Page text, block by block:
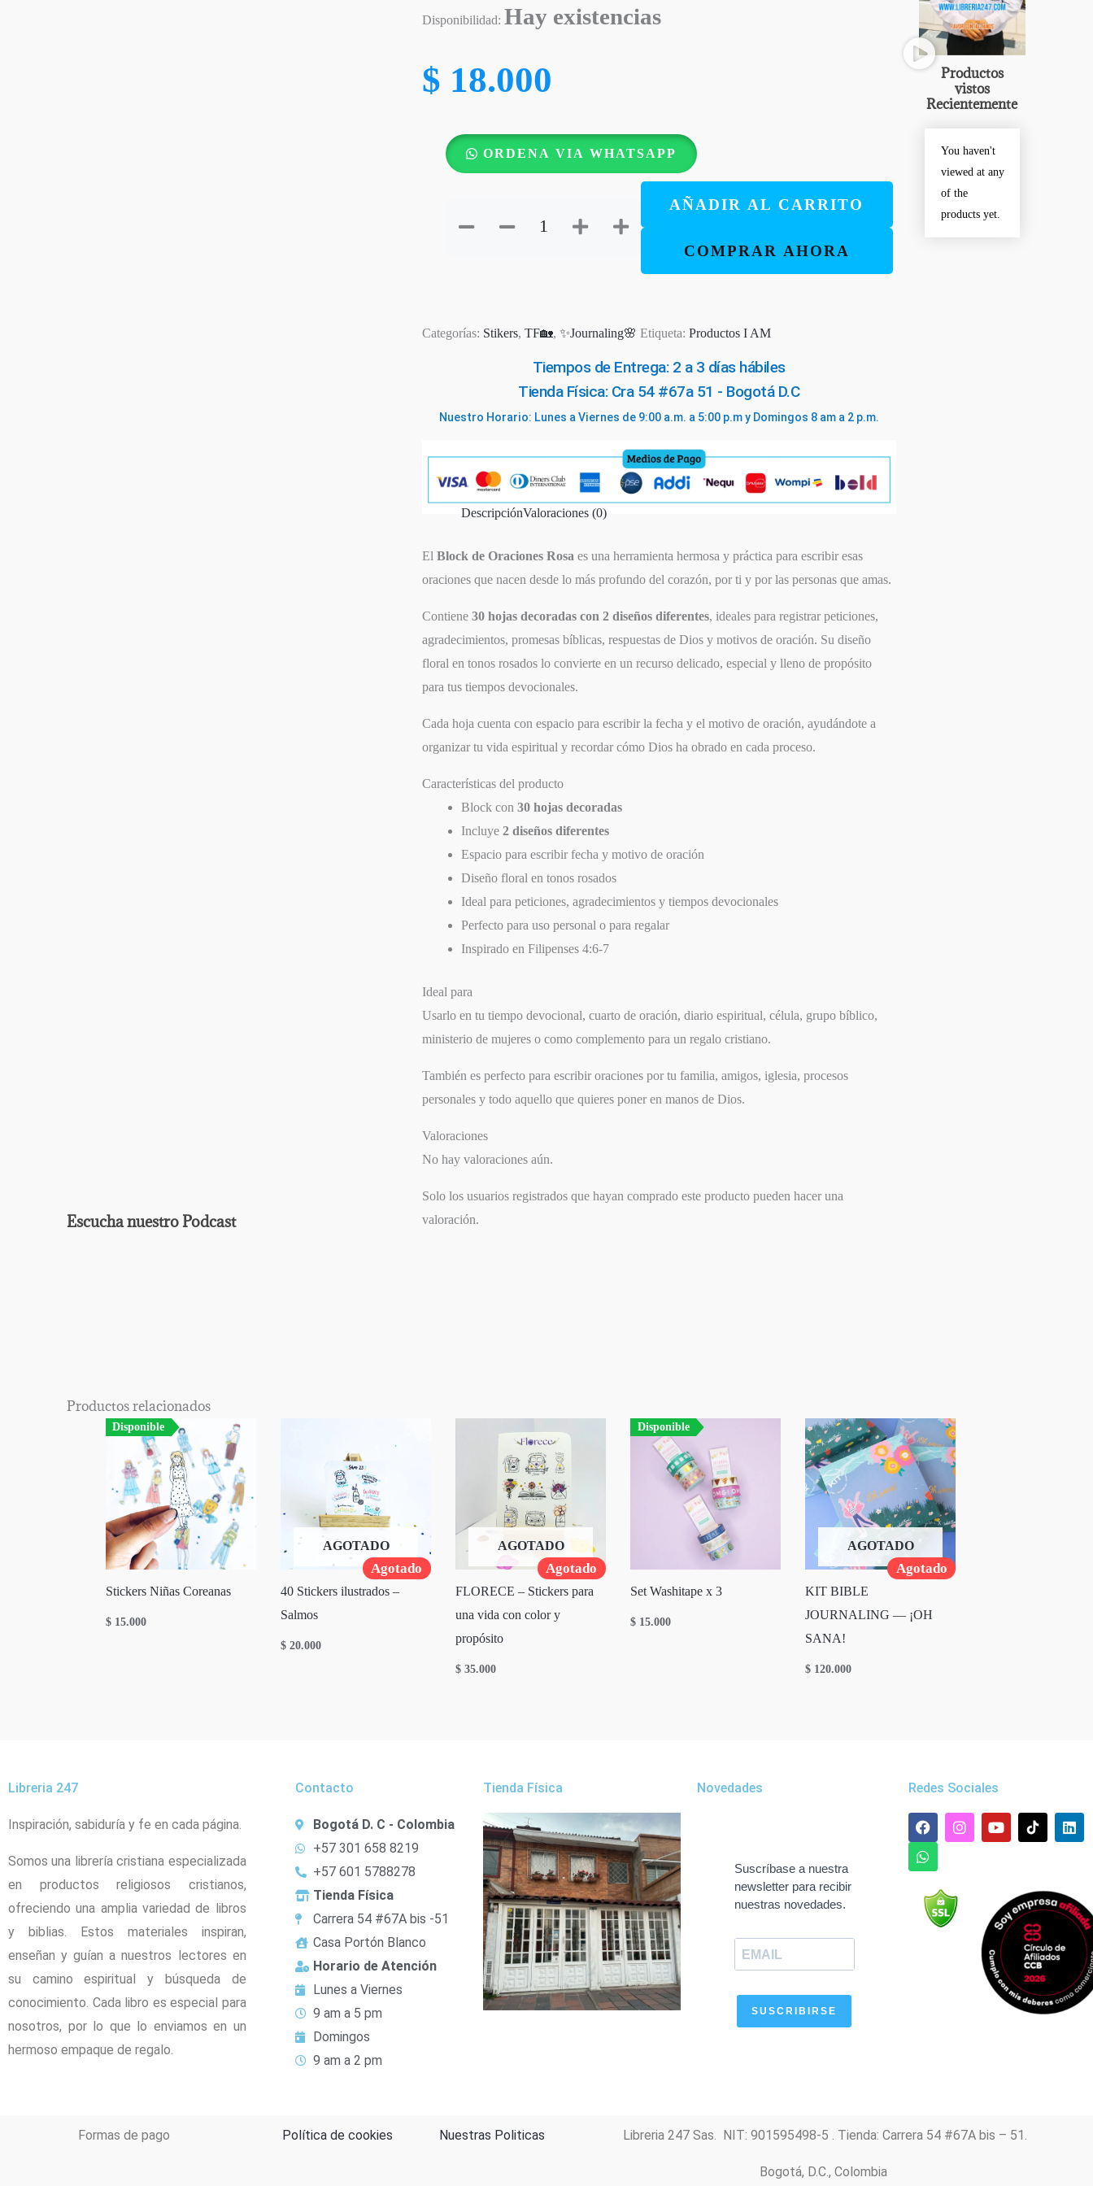
Escucha nuestro Podcast
Pódcast
Disponibilidad: Hay existencias
$ 18.000
ORDENA VIA WHATSAPP
Block
de
AM
cantidad
AÑADIR AL CARRITO
COMPRAR AHORA
Categorías: Stikers,TF🏡,✨Journaling🌸 Etiqueta:Productos I AM
Tiempos de Entrega: 2 a 3 días hábiles
Tienda Física: Cra 54 #67a 51 - Bogotá D.C
Nuestro Horario: Lunes a Viernes de 9:00 a.m. a 5:00 p.m y Domingos 8 am a 2 p.m.
DescripciónValoraciones (0)
ElBlock de Oraciones Rosa es una herramienta hermosa y práctica para escribir esas
oraciones que nacen desde lo más profundo del corazón, por ti y por las personas que amas.
Contiene30 hojas decoradas con 2 diseños diferentes, ideales para registrar peticiones,
agradecimientos, promesas bíblicas, respuestas de Dios y motivos de oración. Su diseño
floral en tonos rosados lo convierte en un recurso delicado, especial y lleno de propósito
para tus tiempos devocionales.
Cada hoja cuenta con espacio para escribir la fecha y el motivo de oración, ayudándote a
organizar tu vida espiritual y recordar cómo Dios ha obrado en cada proceso.
Características del producto
Block con30 hojas decoradas
Incluye2 diseños diferentes
Espacio para escribir fecha y motivo de oración
Diseño floral en tonos rosados
Ideal para peticiones, agradecimientos y tiempos devocionales
Perfecto para uso personal o para regalar
Inspirado en Filipenses 4:6-7
Ideal para
Usarlo en tu tiempo devocional, cuarto de oración, diario espiritual, célula, grupo bíblico,
ministerio de mujeres o como complemento para un regalo cristiano.
También es perfecto para escribir oraciones por tu familia, amigos, iglesia, procesos
personales y todo aquello que quieres poner en manos de Dios.
Valoraciones
No hay valoraciones aún.
Solo los usuarios registrados que hayan comprado este producto pueden hacer una
valoración.
Productos
vistos
Recientemente
You haven't
viewed at any
of the
products yet.
Productos relacionados
Disponible
Stickers Niñas Coreanas
$ 15.000
Agotado
AGOTADO
40 Stickers ilustrados –
Salmos
$ 20.000
Agotado
AGOTADO
FLORECE – Stickers para
una vida con color y
propósito
$ 35.000
Disponible
Set Washitape x 3
$ 15.000
Agotado
AGOTADO
KIT BIBLE
JOURNALING — ¡OH
SANA!
$ 120.000
Libreria 247
Inspiración, sabiduría y fe en cada página.
Somos una librería cristiana especializada
en productos religiosos cristianos,
ofreciendo una amplia variedad de libros
y biblias. Estos materiales inspiran,
enseñan y guían a nuestros lectores en
su camino espiritual y búsqueda de
conocimiento. Cada libro es especial para
nosotros, por lo que lo enviamos en un
hermoso empaque de regalo.
Contacto
Bogotá D. C - Colombia
+57 301 658 8219
+57 601 5788278
Tienda Física
Carrera 54 #67A bis -51
Casa Portón Blanco
Horario de Atención
Lunes a Viernes
9 am a 5 pm
Domingos
9 am a 2 pm
Tienda Física Novedades
Suscríbase a nuestra
newsletter para recibir
nuestras novedades.
SUSCRIBIRSE
Redes Sociales
F
a
c
e
o
o
k
I
n
Y
o
e
L
i
d
i
n
W
h
a
t
a
p
p
Formas de pago Política de cookies Nuestras Politicas Libreria 247 Sas. NIT: 901595498-5 . Tienda: Carrera 54 #67A bis – 51.
Bogotá, D.C., Colombia